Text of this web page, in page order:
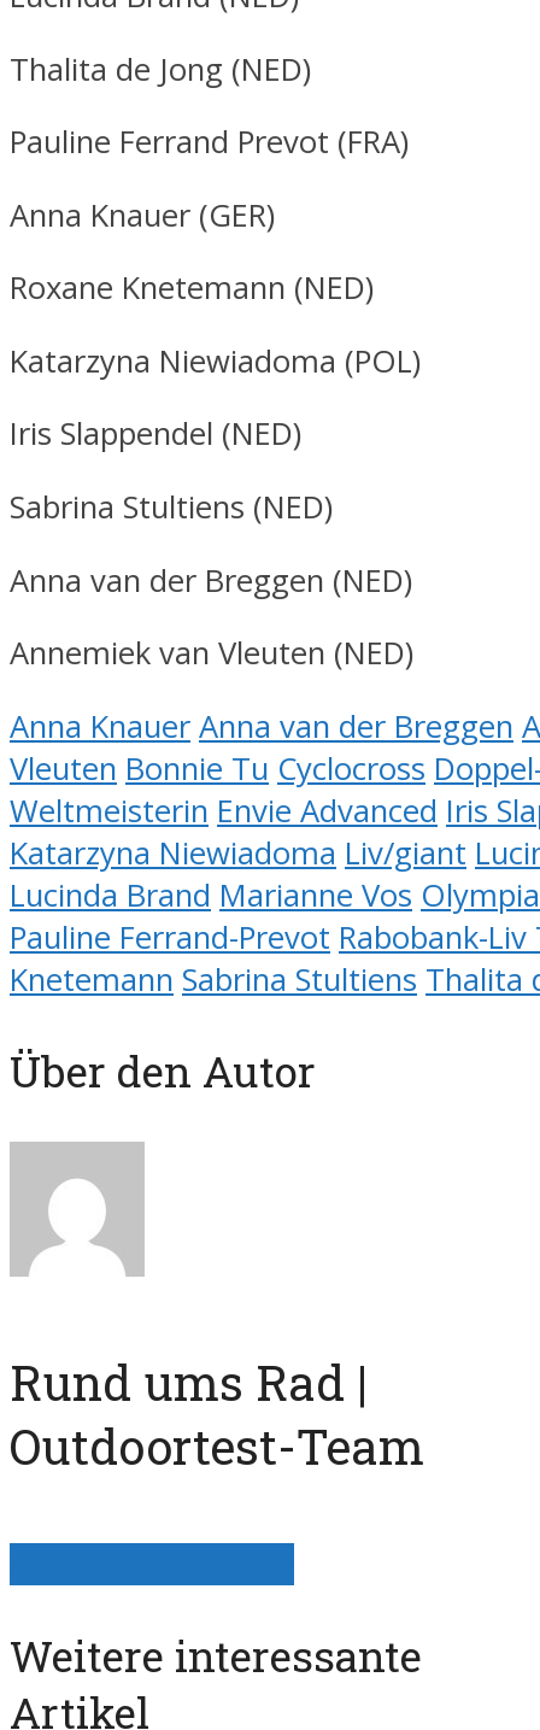
Thalita de Jong (NED)
Pauline Ferrand Prevot (FRA)
Anna Knauer (GER)
Roxane Knetemann (NED)
Katarzyna Niewiadoma (POL)
Iris Slappendel (NED)
Sabrina Stultiens (NED)
Anna van der Breggen (NED)
Annemiek van Vleuten (NED)
Anna Knauer Anna van der Breggen
Vleuten Bonnie Tu Cyclocross
Weltmeisterin Envie Advanced Iris
Katarzyna Niewiadoma Liv/giant
Lucinda Brand Marianne Vos
Pauline Ferrand-Prevot Rabobank-Liv
Knetemann Sabrina Stultiens Thalita
Über den Autor
Rund ums Rad |
Outdoortest-Team
Weitere interessante
Artikel